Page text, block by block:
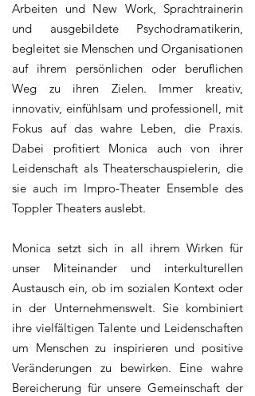
Arbeiten und New Work, Sprachtrainerin
und ausgebildete Psychodramatikerin,
begleitet sie Menschen und Organisationen
auf ihrem persönlichen oder beruflichen
Weg zu ihren Zielen. Immer kreativ,
innovativ, einfühlsam und professionell, mit
Fokus auf das wahre Leben, die Praxis.
Dabei profitiert Monica auch von ihrer
Leidenschaft als Theaterschauspielerin, die
sie auch im Impro-Theater Ensemble des
Toppler Theaters auslebt.
Monica setzt sich in all ihrem Wirken für
unser Miteinander und interkulturellen
Austausch ein, ob im sozialen Kontext oder
in der Unternehmenswelt. Sie kombiniert
ihre vielfältigen Talente und Leidenschaften
um Menschen zu inspirieren und positive
Veränderungen zu bewirken. Eine wahre
Bereicherung für unsere Gemeinschaft der